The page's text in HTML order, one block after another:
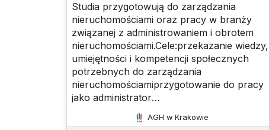
program, you will be well-equipped to take
on leadership roles in the tech industry and
make a meaningful impact in your career.
Studia przygotowują do zarządzania
nieruchomościami oraz pracy w branży
związanej z administrowaniem i obrotem
nieruchomościami.Cele:przekazanie wiedzy,
umiejętności i kompetencji społecznych
potrzebnych do zarządzania
nieruchomościamiprzygotowanie do pracy
jako administrator
nieruchomościprzygotowanie do pracy w
instytucjach gospodarujących
AGH w Krakowie